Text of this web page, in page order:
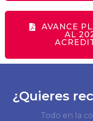
AVANCE
AL
¿Quieres
Todo en la